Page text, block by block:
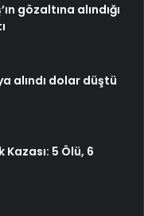
gözaltına alındığı
alındı dolar düştü
5 Ölü, 6